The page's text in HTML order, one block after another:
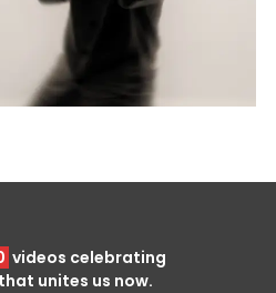
videos celebrating
unites us now.